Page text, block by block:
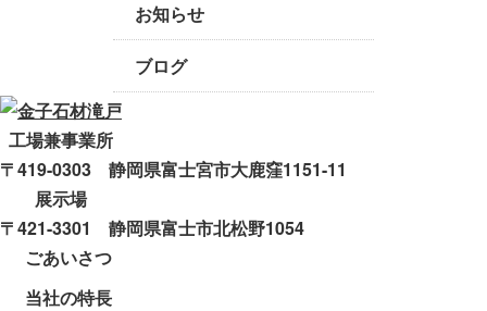
お知らせ
ブログ
工場兼事業所
〒419-0303 静岡県富士宮市大鹿窪1151-11
展示場
〒421-3301 静岡県富士市北松野1054
ごあいさつ
当社の特長